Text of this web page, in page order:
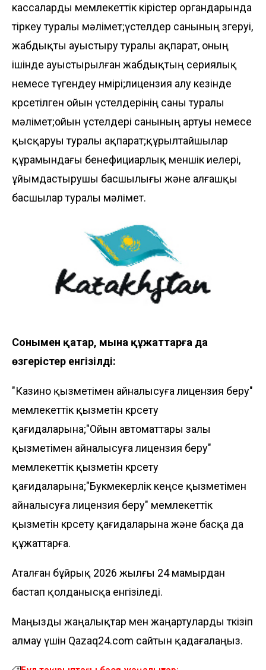
кассаларды мемлекеттік кірістер органдарында
тіркеу туралы мәлімет;үстелдер санының өзгеруі,
жабдықты ауыстыру туралы ақпарат, оның
ішінде ауыстырылған жабдықтың сериялық
немесе түгендеу нөмірі;лицензия алу кезінде
көрсетілген ойын үстелдерінің саны туралы
мәлімет;ойын үстелдері санының артуы немесе
қысқаруы туралы ақпарат;құрылтайшылар
құрамындағы бенефициарлық меншік иелері,
ұйымдастырушы басшылығы және алғашқы
басшылар туралы мәлімет.
Сонымен қатар, мына құжаттарға да
өзгерістер енгізілді:
"Казино қызметімен айналысуға лицензия беру"
мемлекеттік қызметін көрсету
қағидаларына;"Ойын автоматтары залы
қызметімен айналысуға лицензия беру"
мемлекеттік қызметін көрсету
қағидаларына;"Букмекерлік кеңсе қызметімен
айналысуға лицензия беру" мемлекеттік
қызметін көрсету қағидаларына және басқа да
құжаттарға.
Аталған бұйрық 2026 жылғы 24 мамырдан
бастап қолданысқа енгізіледі.
Маңызды жаңалықтар мен жаңартуларды өткізіп
алмау үшін Qazaq24.com сайтын қадағалаңыз.